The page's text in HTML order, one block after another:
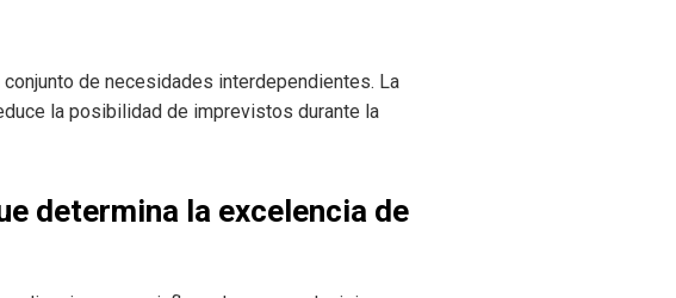
de necesidades interdependientes. La
la posibilidad de imprevistos durante la
determina la excelencia de